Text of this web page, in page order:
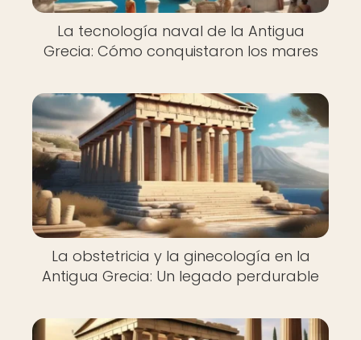
La tecnología naval de la Antigua
Grecia: Cómo conquistaron los mares
La obstetricia y la ginecología en la
Antigua Grecia: Un legado perdurable